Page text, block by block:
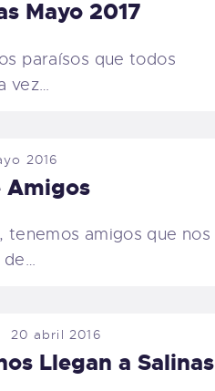
Mayo 2017
paraísos que todos
vez…
2016
Amigos
amigos que nos
20 abril 2016
Llegan a Salinas